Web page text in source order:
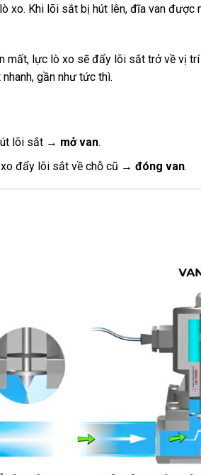
xo. Khi lõi sắt bị hút lên, đĩa van được
mất, lực lò xo sẽ đẩy lõi sắt trở về vị
gần như tức thì.
lõi sắt → mở van.
đẩy lõi sắt về chỗ cũ → đóng van.